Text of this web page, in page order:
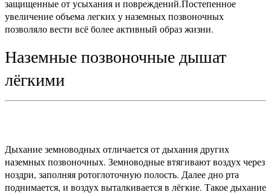
защищенные от усыхания и повреждений.Постепенное
увеличение объема легких у наземных позвоночных
позволяло вести всё более активный образ жизни.
Наземные позвоночные дышат
лёгкими
Дыхание земноводных отличается от дыхания других
наземных позвоночных. Земноводные втягивают воздух через
ноздри, заполняя ротоглоточную полость. Далее дно рта
поднимается, и воздух выталкивается в лёгкие. Такое дыхание